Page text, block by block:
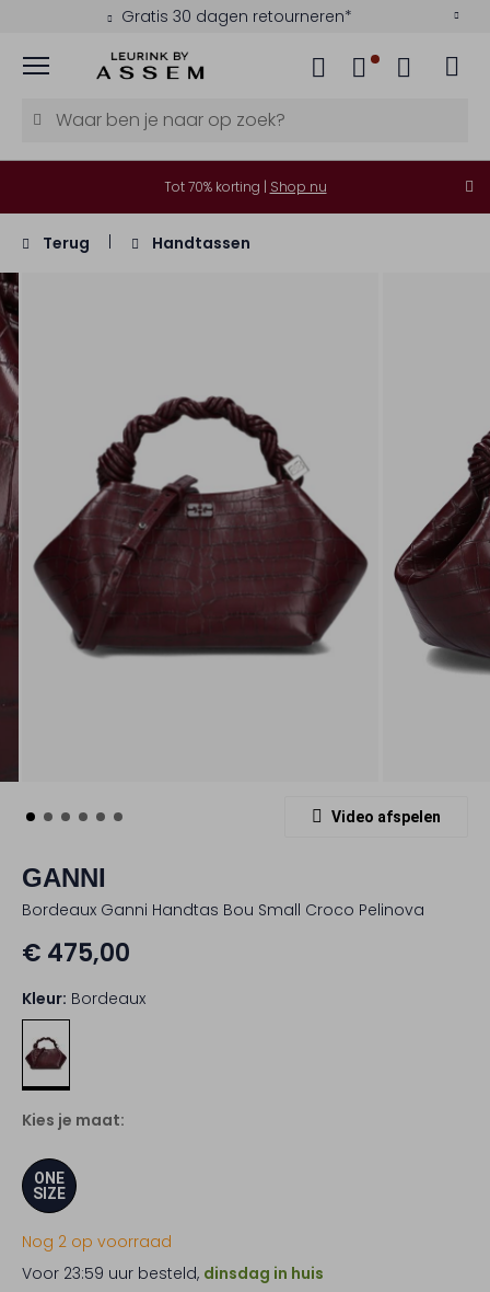
Gratis 30 dagen retourneren*
Menu
Tot 70% korting | Shop nu
Terug Handtassen
Video afspelen
GANNI
Bordeaux Ganni Handtas Bou Small Croco Pelinova
€ 475,00
Kleur: Bordeaux
Kies je maat:
ONE
SIZE
Nog 2 op voorraad
Voor 23:59 uur besteld, dinsdag in huis